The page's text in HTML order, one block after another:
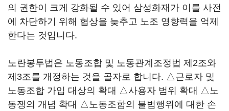
의 권한이 크게 강화될 수 있어 삼성화재가 이를 사전
에 차단하기 위해 협상을 늦추고 노조 영향력을 억제
한다는 것입니다.
노란봉투법은 노동조합 및 노동관계조정법 제2조와
제3조를 개정하는 것을 골자로 합니다. △근로자 및
노동조합 가입 대상의 확대 △사용자 범위 확대 △노
동쟁의 개념 확대 △노동조합의 불법행위에 대한 손